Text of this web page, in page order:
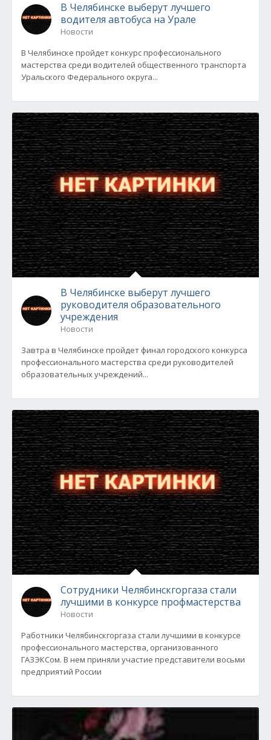
В Челябинске выберут лучшего
водителя автобуса на Урале
Новости
В Челябинске пройдет конкурс профессионального
мастерства среди водителей общественного транспорта
Уральского Федерального округа...
В Челябинске выберут лучшего
руководителя образовательного
учреждения
Новости
Завтра в Челябинске пройдет финал городского конкурса
профессионального мастерства среди руководителей
образовательных учреждений...
Сотрудники Челябинскгоргаза стали
лучшими в конкурсе профмастерства
Новости
Работники Челябинскгоргаза стали лучшими в конкурсе
профессионального мастерства, организованного
ГАЗЭКСом. В нем приняли участие представители восьми
предприятий России